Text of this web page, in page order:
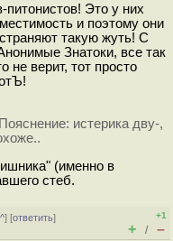
Это у них
и поэтому они
такую жуть! C
Знатоки, все так
не верит, тот просто
истерика дву-,
(именно в
стеб.
] [ответить]
+1
+ / –